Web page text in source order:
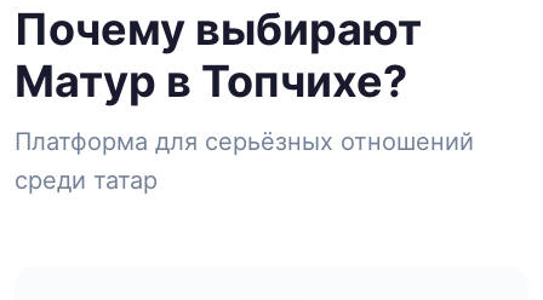
Почему выбирают
Матур в Топчихе?
Платформа для серьёзных отношений
среди татар